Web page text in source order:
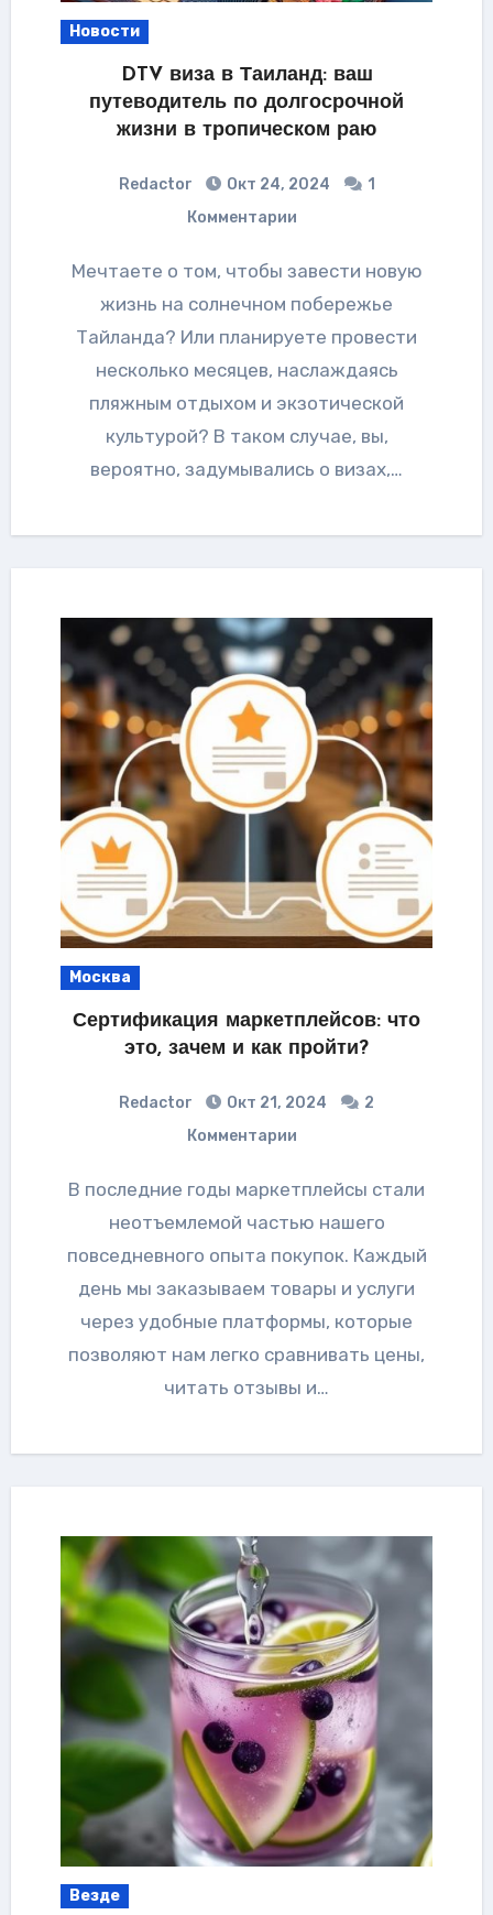
Новости
DTV виза в Таиланд: ваш
путеводитель по долгосрочной
жизни в тропическом раю
Redactor Окт 24, 2024
1
Комментарии
Мечтаете о том, чтобы завести новую
жизнь на солнечном побережье
Тайланда? Или планируете провести
несколько месяцев, наслаждаясь
пляжным отдыхом и экзотической
культурой? В таком случае, вы,
вероятно, задумывались о визах,…
Москва
Сертификация маркетплейсов: что
это, зачем и как пройти?
Redactor Окт 21, 2024
2
Комментарии
В последние годы маркетплейсы стали
неотъемлемой частью нашего
повседневного опыта покупок. Каждый
день мы заказываем товары и услуги
через удобные платформы, которые
позволяют нам легко сравнивать цены,
читать отзывы и…
Везде